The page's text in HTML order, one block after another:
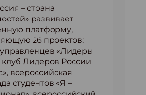
– страна
развивает
платформу,
26 проектов:
«Лидеры
клуб Лидеров России
всероссийская
студентов «Я –